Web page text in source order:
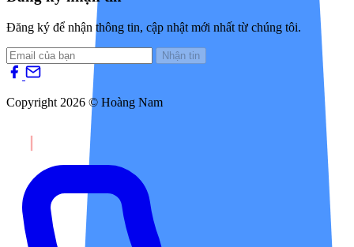
Đăng ký để nhận thông tin, cập nhật mới nhất từ chúng tôi.
Nhận tin
Copyright 2026 © Hoàng Nam